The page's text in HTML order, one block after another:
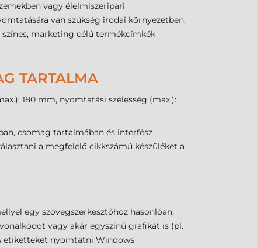
vagy élelmiszeripari
van szükség irodai környezetben;
színes, marketing célú termékcímkék
TARTALMA
180 mm, nyomtatási szélesség (max.):
csomag tartalmában és interfész
a megfelelő cikkszámú készüléket a
egy szövegszerkesztőhöz hasonlóan,
vagy akár egyszínű grafikát is (pl.
etiketteket nyomtatni Windows